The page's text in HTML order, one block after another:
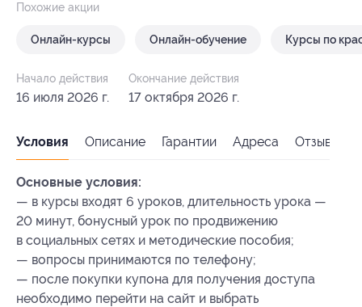
Похожие акции
Онлайн-курсы Онлайн-обучение Курсы по
Начало действия
16 июля 2026 г.
Окончание действия
17 октября 2026 г.
Условия Описание Гарантии Адреса Отзывы
Основные условия:
— в курсы входят 6 уроков, длительность урока —
20 минут, бонусный урок по продвижению
в социальных сетях и методические пособия;
— вопросы принимаются по телефону;
— после покупки купона для получения доступа
необходимо перейти на сайт и выбрать